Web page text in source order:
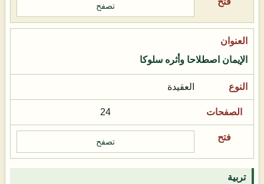
تصفح
الإيمان اصطلاحا وأثره سلوكا
العقيدة
24
تصفح
تربية